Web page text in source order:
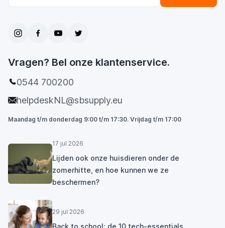
Vragen? Bel onze klantenservice.
0544 700200
helpdeskNL@sbsupply.eu
Maandag t/m donderdag 9:00 t/m 17:30. Vrijdag t/m 17:00
17 jul 2026
Lijden ook onze huisdieren onder de
zomerhitte, en hoe kunnen we ze
beschermen?
29 jul 2026
Back to school: de 10 tech-essentials